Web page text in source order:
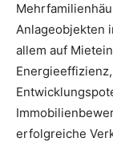
Anlageobjekten
allem auf
erfolgreiche